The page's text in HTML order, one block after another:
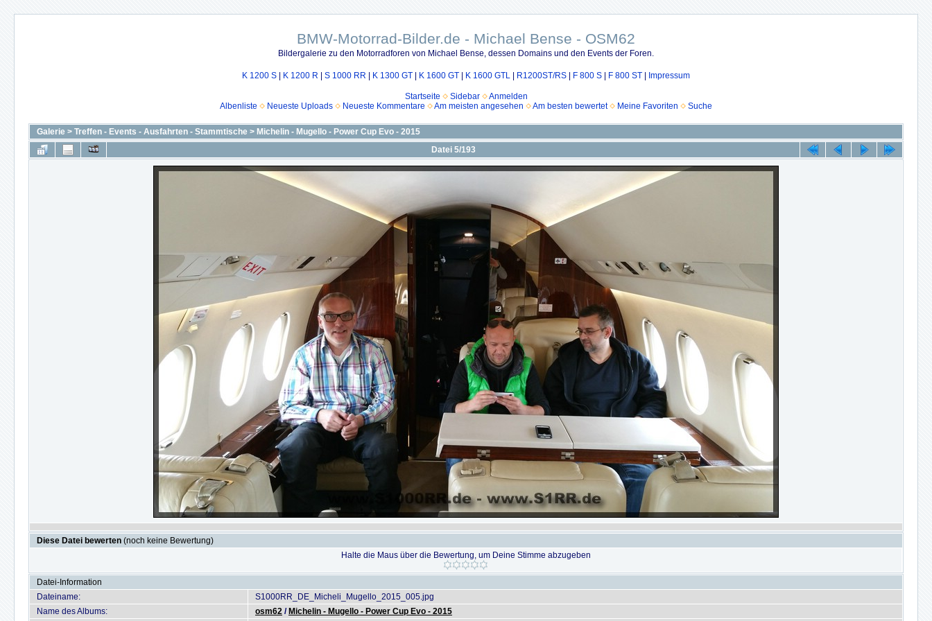
BMW-Motorrad-Bilder.de - Michael Bense - OSM62
Bildergalerie zu den Motorradforen von Michael Bense, dessen Domains und den Events der Foren.
K 1200 S K 1200 R S 1000 RR K 1300 GT K 1600 GT K 1600 GTL R1200ST/RS F 800 S F 800 ST Impressum
Startseite Sidebar
Anmelden
Albenliste
Neueste Uploads Neueste Kommentare Am meisten angesehen Am besten bewertet Meine Favoriten Suche
Galerie > Treffen - Events - Ausfahrten - Stammtische > Michelin - Mugello - Power Cup Evo - 2015
Datei 5/193
Diese Datei bewerten (noch keine Bewertung)
Halte die Maus über die Bewertung, um Deine Stimme abzugeben
Datei-Information
Dateiname:
S1000RR_DE_Micheli_Mugello_2015_005.jpg
Name des Albums:
osm62 / Michelin - Mugello - Power Cup Evo - 2015